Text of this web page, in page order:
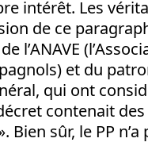
intérêt. Les
de ce
l’ANAVE
et du
qui ont
contenait
Bien sûr, le PP n’a